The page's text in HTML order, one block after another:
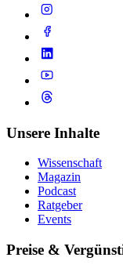
Unsere Inhalte
Wissenschaft
Magazin
Podcast
Ratgeber
Events
Preise &